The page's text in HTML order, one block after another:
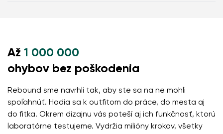
nervové zakončenia chodidla
flexibilné materiály zabezpečujú lepšiu funkčnosť
svalov i šliach chodidla
ľahkosť obuvi ako prevencia proti únave nôh
Až 1 000 000
ohybov bez poškodenia
Rebound sme navrhli tak, aby ste sa na ne mohli
spoľahnúť. Hodia sa k outfitom do práce, do mesta aj
do fitka. Okrem dizajnu vás poteší aj ich funkčnosť, ktorú
laboratórne testujeme. Vydržia milióny krokov, všetky
Vaše meno Variant